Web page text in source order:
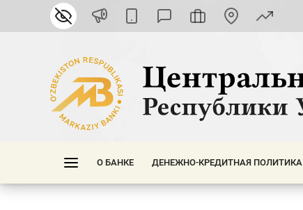
О БАНКЕ ДЕНЕЖНО-КРЕДИТНАЯ ПОЛИТИКА